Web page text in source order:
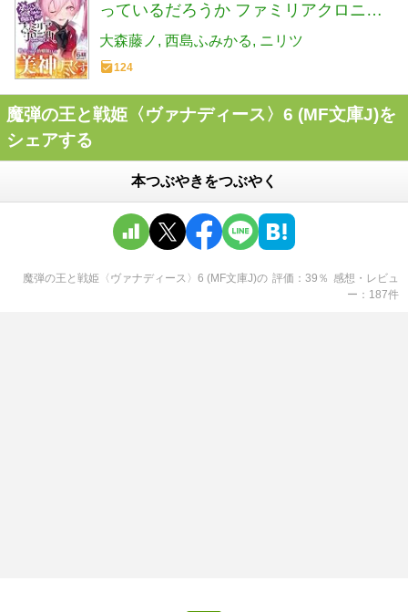
っているだろうか ファミリアクロニク
ル episodeヘイズ (GA文庫)
大森藤ノ 西島ふみかる ニリツ
124
魔弾の王と戦姫〈ヴァナディース〉6 (MF文庫J)を
シェアする
本つぶやきをつぶやく
魔弾の王と戦姫〈ヴァナディース〉6 (MF文庫J)の 評価 39 ％ 感想・レビュ
ー
187件